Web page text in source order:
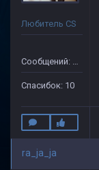
Любитель CS
Сообщений: 91
Спасибок: 10
ra_ja_ja